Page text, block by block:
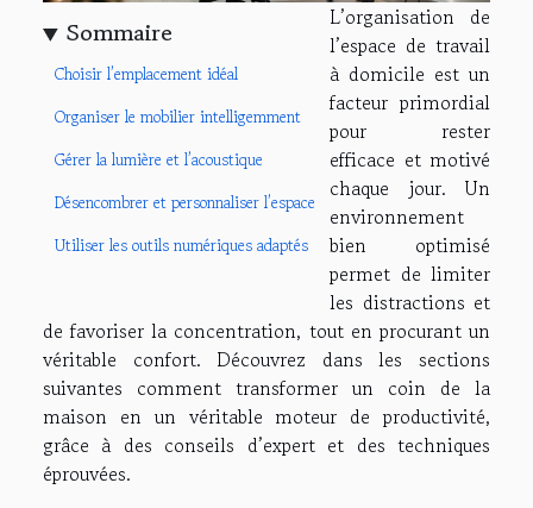
Sommaire
Choisir l’emplacement idéal
Organiser le mobilier intelligemment
Gérer la lumière et l’acoustique
Désencombrer et personnaliser l’espace
Utiliser les outils numériques adaptés
L’organisation de
l’espace de travail
à domicile est un
facteur primordial
pour rester
efficace et motivé
chaque jour. Un
environnement
bien optimisé
permet de limiter
les distractions et
de favoriser la concentration, tout en procurant un
véritable confort. Découvrez dans les sections
suivantes comment transformer un coin de la
maison en un véritable moteur de productivité,
grâce à des conseils d’expert et des techniques
éprouvées.